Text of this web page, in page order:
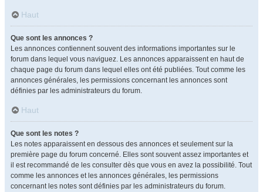
Haut
Que sont les annonces ?
Les annonces contiennent souvent des informations importantes sur le
forum dans lequel vous naviguez. Les annonces apparaissent en haut de
chaque page du forum dans lequel elles ont été publiées. Tout comme les
annonces générales, les permissions concernant les annonces sont
définies par les administrateurs du forum.
Haut
Que sont les notes ?
Les notes apparaissent en dessous des annonces et seulement sur la
première page du forum concerné. Elles sont souvent assez importantes et
il est recommandé de les consulter dès que vous en avez la possibilité. Tout
comme les annonces et les annonces générales, les permissions
concernant les notes sont définies par les administrateurs du forum.